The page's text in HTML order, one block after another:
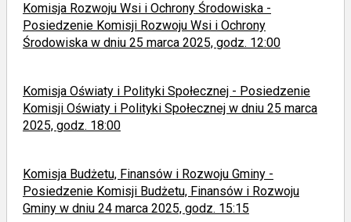
Komisja Rozwoju Wsi i Ochrony Środowiska -
Posiedzenie Komisji Rozwoju Wsi i Ochrony
Środowiska w dniu 25 marca 2025, godz. 12:00
Komisja Oświaty i Polityki Społecznej - Posiedzenie
Komisji Oświaty i Polityki Społecznej w dniu 25 marca
2025, godz. 18:00
Komisja Budżetu, Finansów i Rozwoju Gminy -
Posiedzenie Komisji Budżetu, Finansów i Rozwoju
Gminy w dniu 24 marca 2025, godz. 15:15